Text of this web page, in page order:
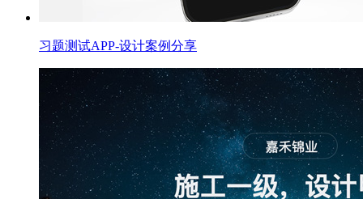
习题测试APP-设计案例分享